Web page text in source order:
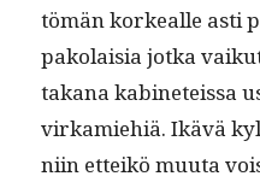
tömän korkealle asti
pako­laisia jot­ka
takana kabi­neteis­sa
virkamiehiä. Ikävä
niin etteikö muu­ta